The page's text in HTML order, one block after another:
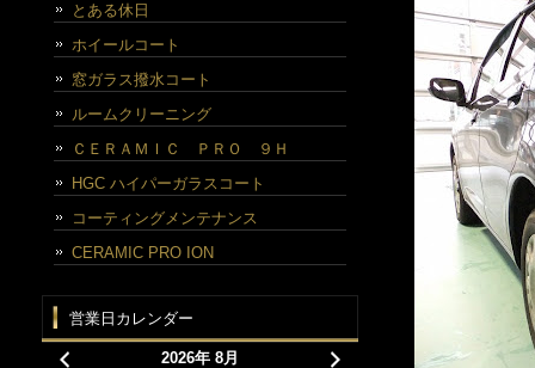
とある休日
ホイールコート
窓ガラス撥水コート
ルームクリーニング
ＣＥＲＡＭＩＣ ＰＲＯ ９Ｈ
HGC ハイパーガラスコート
コーティングメンテナンス
CERAMIC PRO ION
営業日カレンダー
2026年 8月